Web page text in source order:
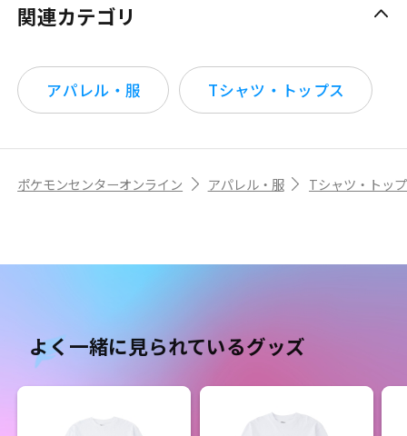
関連カテゴリ
アパレル・服 Tシャツ・トップス
ポケモンセンターオンライン アパレル・服 Tシャツ・トッ
よく一緒に見られているグッズ